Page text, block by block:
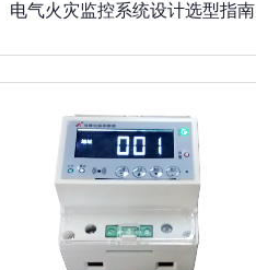
电气火灾监控系统设计选型指南